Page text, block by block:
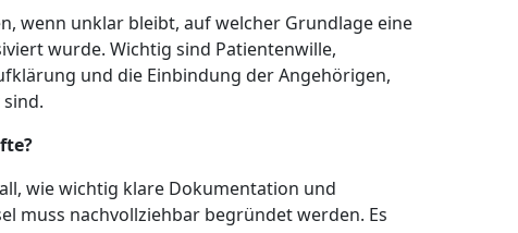
wenn unklar bleibt, auf welcher Grundlage eine
wurde. Wichtig sind Patientenwille,
und die Einbindung der Angehörigen,
wie wichtig klare Dokumentation und
muss nachvollziehbar begründet werden. Es